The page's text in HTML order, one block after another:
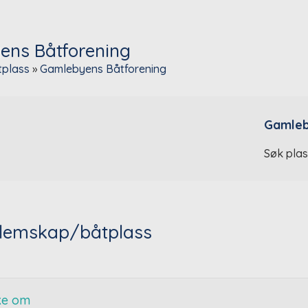
Båtforening
» Gamlebyens Båtforening
Søk
båtplass
om